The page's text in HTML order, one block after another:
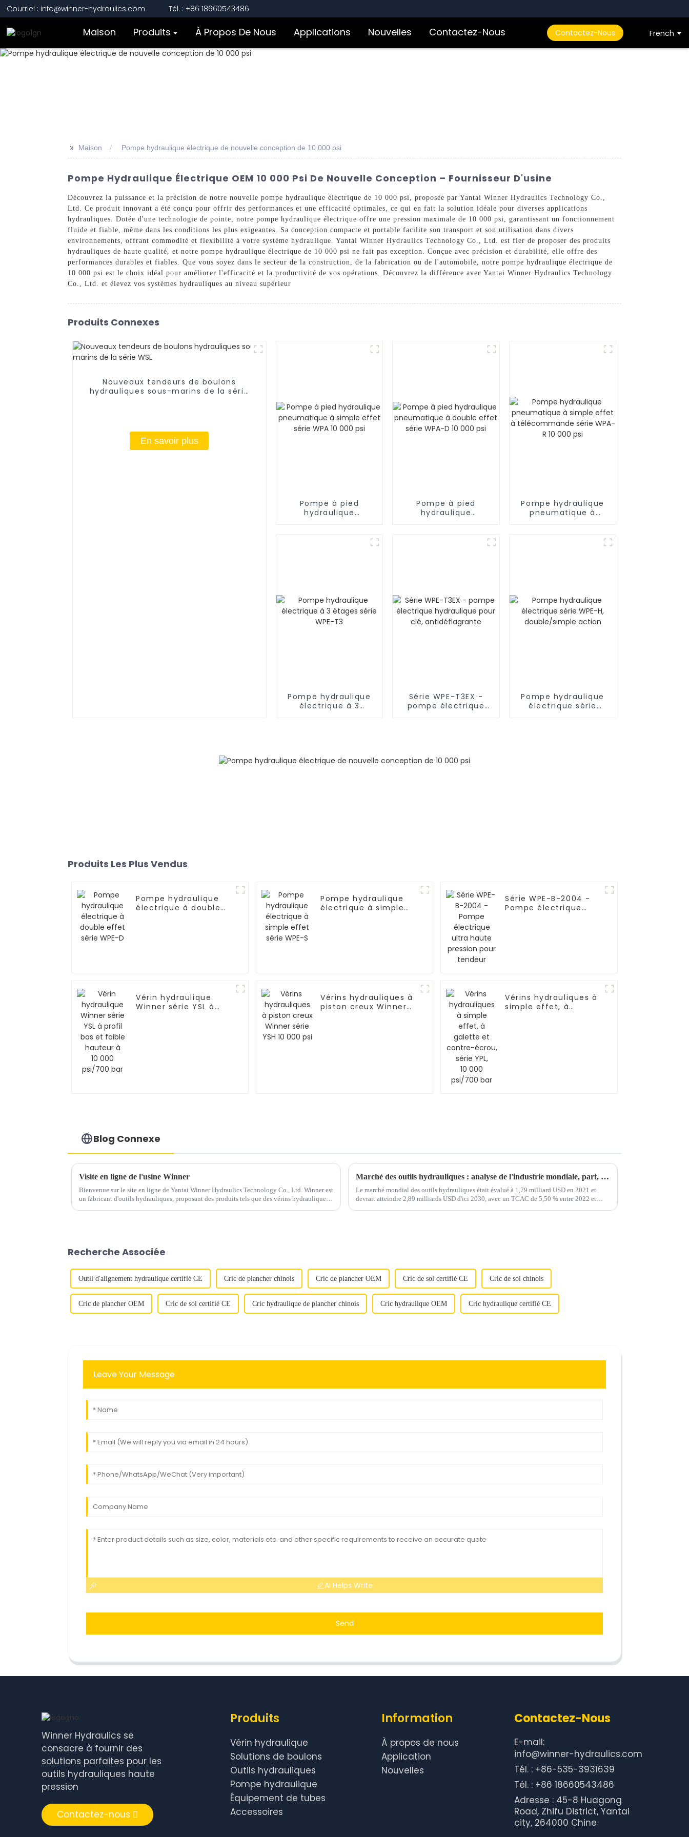
Courriel : info@winner-hydraulics.com Tél. : +86 18660543486
Maison Produits À Propos De Nous Applications Nouvelles Contactez-Nous Contactez-Nous French
>> Maison Pompe hydraulique électrique de nouvelle conception de 10 000 psi
Pompe Hydraulique Électrique OEM 10 000 Psi De Nouvelle Conception – Fournisseur D'usine
Découvrez la puissance et la précision de notre nouvelle pompe hydraulique électrique de 10 000 psi, proposée par Yantai Winner Hydraulics Technology Co.,
Ltd. Ce produit innovant a été conçu pour offrir des performances et une efficacité optimales, ce qui en fait la solution idéale pour diverses applications
hydrauliques. Dotée d'une technologie de pointe, notre pompe hydraulique électrique offre une pression maximale de 10 000 psi, garantissant un fonctionnement
fluide et fiable, même dans les conditions les plus exigeantes. Sa conception compacte et portable facilite son transport et son utilisation dans divers
environnements, offrant commodité et flexibilité à votre système hydraulique. Yantai Winner Hydraulics Technology Co., Ltd. est fier de proposer des produits
hydrauliques de haute qualité, et notre pompe hydraulique électrique de 10 000 psi ne fait pas exception. Conçue avec précision et durabilité, elle offre des
performances durables et fiables. Que vous soyez dans le secteur de la construction, de la fabrication ou de l'automobile, notre pompe hydraulique électrique de
10 000 psi est le choix idéal pour améliorer l'efficacité et la productivité de vos opérations. Découvrez la différence avec Yantai Winner Hydraulics Technology
Co., Ltd. et élevez vos systèmes hydrauliques au niveau supérieur
Produits Connexes
Nouveaux tendeurs de boulons
hydrauliques sous-marins de la série
En savoir plus
Pompe à pied
hydraulique
Pompe à pied
hydraulique
Pompe hydraulique
pneumatique à
Pompe hydraulique
électrique à 3
Série WPE-T3EX -
pompe électrique
Pompe hydraulique
électrique série
Produits Les Plus Vendus
Pompe hydraulique
électrique à double
Pompe hydraulique
électrique à simple
Série WPE-B-2004 -
Pompe électrique
Vérin hydraulique
Winner série YSL à
Vérins hydrauliques à
piston creux Winner
Vérins hydrauliques à
simple effet, à
Blog Connexe
Visite en ligne de l'usine Winner
Bienvenue sur le site en ligne de Yantai Winner Hydraulics Technology Co., Ltd. Winner est
un fabricant d'outils hydrauliques, proposant des produits tels que des vérins hydrauliques,
Marché des outils hydrauliques : analyse de l'industrie mondiale, part, croissance, tendances et prévisions (2022 à 2030)
Le marché mondial des outils hydrauliques était évalué à 1,79 milliard USD en 2021 et
devrait atteindre 2,89 milliards USD d'ici 2030, avec un TCAC de 5,50 % entre 2022 et
Recherche Associée
Outil d'alignement hydraulique certifié CE Cric de plancher chinois Cric de plancher OEM Cric de sol certifié CE Cric de sol chinois
Cric de plancher OEM Cric de sol certifié CE Cric hydraulique de plancher chinois Cric hydraulique OEM Cric hydraulique certifié CE
Leave Your Message
AI Helps Write
Send
Winner Hydraulics se
consacre à fournir des
solutions parfaites pour les
outils hydrauliques haute
pression
Contactez-nous
Produits
Vérin hydraulique
Solutions de boulons
Outils hydrauliques
Pompe hydraulique
Équipement de tubes
Accessoires
Information
À propos de nous
Application
Nouvelles
Contactez-Nous
E-mail:
info@winner-hydraulics.com
Tél. : +86-535-3931639
Tél. : +86 18660543486
Adresse : 45-8 Huagong
Road, Zhifu District, Yantai
city, 264000 Chine